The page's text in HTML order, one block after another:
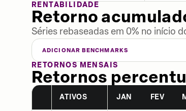
RENTABILIDADE
Retorno
Séries rebaseadas em 0% no início
ADICIONAR BENCHMARKS
RETORNOS MENSAIS
Retornos
ATIVOS JAN FEV